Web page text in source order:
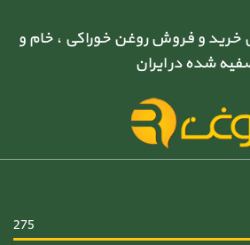
و فروش روغن خوراکی ، خام و
شده در ایران
275